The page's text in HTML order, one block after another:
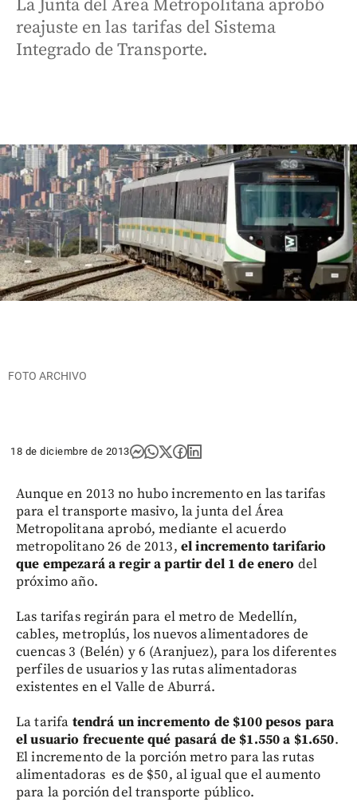
La Junta del Área Metropolitana aprobó
reajuste en las tarifas del Sistema
Integrado de Transporte.
FOTO ARCHIVO
18 de diciembre de 2013
Aunque en 2013 no hubo incremento en las tarifas
para el transporte masivo, la junta del Área
Metropolitana aprobó, mediante el acuerdo
metropolitano 26 de 2013, el incremento tarifario
que empezará a regir a partir del 1 de enero del
próximo año.
Las tarifas regirán para el metro de Medellín,
cables, metroplús, los nuevos alimentadores de
cuencas 3 (Belén) y 6 (Aranjuez), para los diferentes
perfiles de usuarios y las rutas alimentadoras
existentes en el Valle de Aburrá.
La tarifa tendrá un incremento de $100 pesos para
el usuario frecuente qué pasará de $1.550 a $1.650.
El incremento de la porción metro para las rutas
alimentadoras es de $50, al igual que el aumento
para la porción del transporte público.